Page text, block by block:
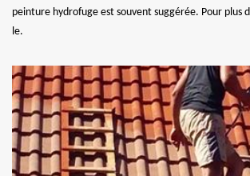
peinture hydrofuge est souvent suggérée. Pour plus
le.